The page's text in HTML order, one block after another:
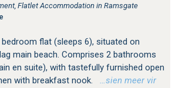
Flatlet Accommodation in Ramsgate
bedroom flat (sleeps 6), situated on
main beach. Comprises 2 bathrooms
en suite), with tastefully furnished open
with breakfast nook.
…sien meer vir